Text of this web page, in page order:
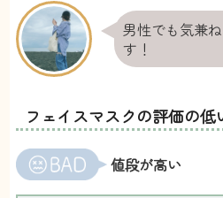
4.5
パックとサプリ使用してい
用ということもあるからか
4
男性でも気兼
す！
フェイスマスクの評価の低
値段が高い